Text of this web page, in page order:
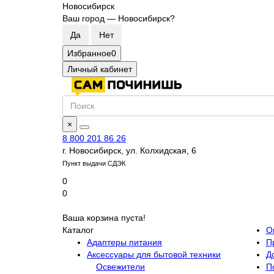
Новосибирск
Ваш город — Новосибирск?
Избранное0
Личный кабинет
×
8 800 201 86 26
г. Новосибирск, ул. Колхидская, 6
Пункт выдачи СДЭК
0
0
Ваша корзина пуста!
Каталог
Адаптеры питания
Аксессуары для бытовой техники
Освежители